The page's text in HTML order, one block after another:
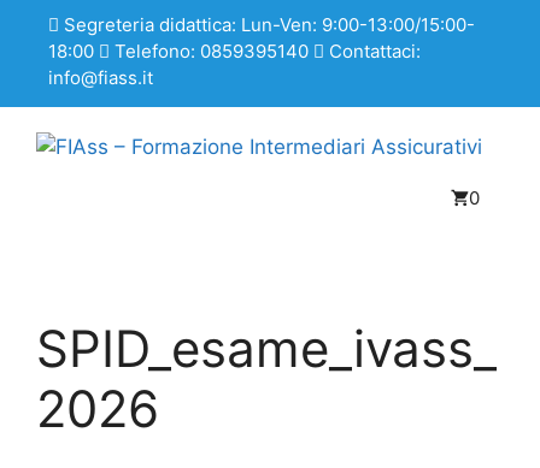
Segreteria didattica: Lun-Ven: 9:00-13:00/15:00-
18:00
Telefono: 0859395140
Contattaci:
info@fiass.it
0
SPID_esame_ivass_
2026